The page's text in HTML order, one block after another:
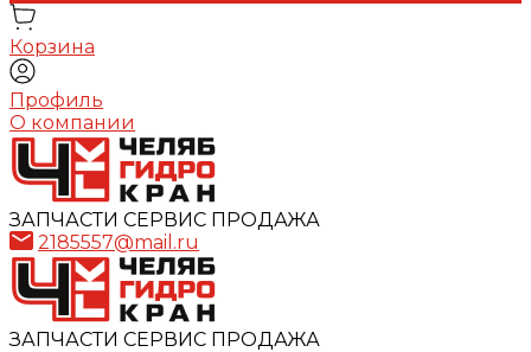
Корзина
Профиль
О компании
ЗАПЧАСТИ СЕРВИС ПРОДАЖА
2185557@mail.ru
ЗАПЧАСТИ СЕРВИС ПРОДАЖА